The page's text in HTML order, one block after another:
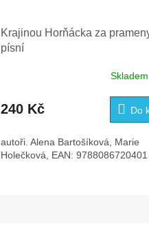
Krajinou Horňácka za
písní
Skladem
240 Kč Do
autoři. Alena Bartošíková, Marie
Holečková, EAN: 9788086720401